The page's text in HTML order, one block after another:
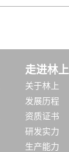
走进林上
关于林上
发展历程
资质证书
研发实力
生产能力